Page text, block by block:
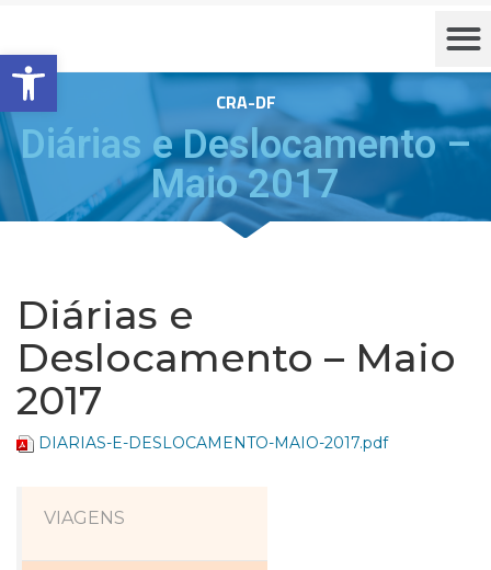
Barra de Ferramentas Aberta
CRA-DF
Diárias e Deslocamento –
Maio 2017
Diárias e
Deslocamento – Maio
2017
DIARIAS-E-DESLOCAMENTO-MAIO-2017.pdf
VIAGENS